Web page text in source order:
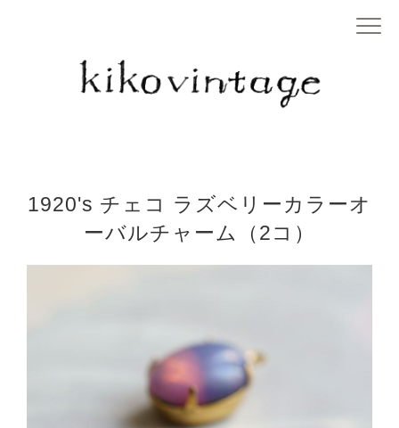
1920's チェコ ラズベリーカラーオ
ーバルチャーム（2コ）